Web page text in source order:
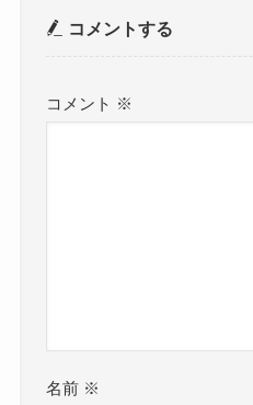
コメントする
コメント ※
名前 ※